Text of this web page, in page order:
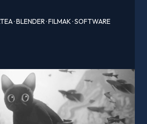
·BLENDER·FILMAK·SOFTWARE